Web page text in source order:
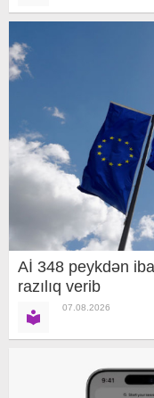
Aİ 348 peykdən
razılıq verib
07.08.2026